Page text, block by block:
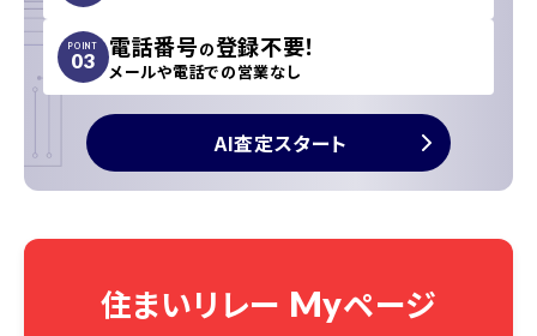
POINT
03 電話番号の登録不要！
メールや電話での営業なし
AI査定スタート
住まいリレー Myページ